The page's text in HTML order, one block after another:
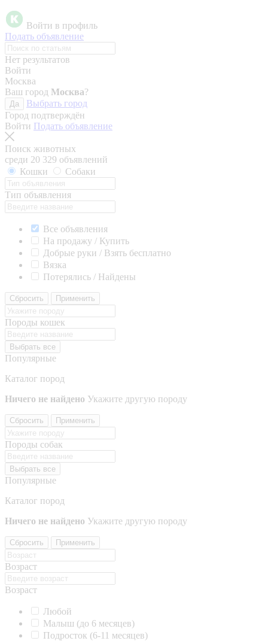
Войти в профиль
Подать объявление
Нет результатов
Войти
Москва
Ваш город Москва?
Да
Выбрать город
Город подтверждён
Войти Подать объявление
Поиск животных
среди 20 329 объявлений
Кошки
Собаки
Тип объявления
Все объявления
На продажу / Купить
Добрые руки / Взять бесплатно
Вязка
Потерялись / Найдены
Сбросить Применить
Породы кошек
Выбрать все
Популярные
Каталог пород
Ничего не найдено Укажите другую породу
Сбросить Применить
Породы собак
Выбрать все
Популярные
Каталог пород
Ничего не найдено Укажите другую породу
Сбросить Применить
Возраст
Возраст
Любой
Малыш (до 6 месяцев)
Подросток (6-11 месяцев)